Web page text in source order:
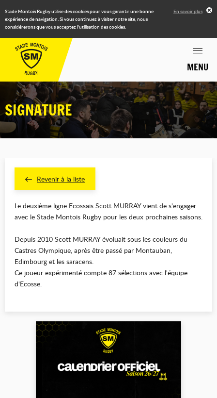
Stade Montois Rugby utilise des cookies pour vous garantir une bonne
expérience de navigation. Si vous continuez à visiter notre site, nous
considérerons que vous acceptez l'utilisation des cookies.
En savoir plus
MENU
SIGNATURE
Revenir à la liste
Le deuxième ligne Ecossais Scott MURRAY vient de s'engager
avec le Stade Montois Rugby pour les deux prochaines saisons.
Depuis 2010 Scott MURRAY évoluait sous les couleurs du
Castres Olympique, après être passé par Montauban,
Edimbourg et les saracens.
Ce joueur expérimenté compte 87 sélections avec l'équipe
d'Ecosse.